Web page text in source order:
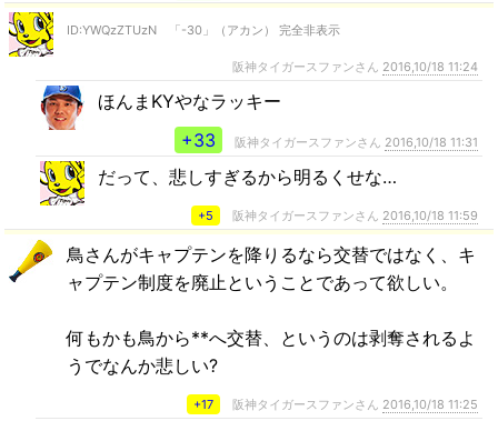
ID:YWQzZTUzN 「-30」（アカン） 完全非表示
阪神タイガースファンさん 2016,10/18 11:24
ほんまKYやなラッキー
+33
阪神タイガースファンさん 2016,10/18 11:31
だって、悲しすぎるから明るくせな…
+5 阪神タイガースファンさん 2016,10/18 11:59
鳥さんがキャプテンを降りるなら交替ではなく、キ
ャプテン制度を廃止ということであって欲しい。
何もかも鳥から**へ交替、というのは剥奪されるよ
うでなんか悲しい?
+17 阪神タイガースファンさん 2016,10/18 11:25